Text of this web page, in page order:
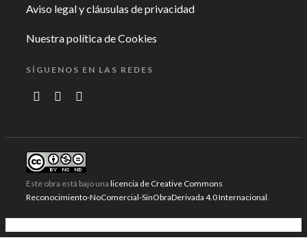
Aviso legal y cláusulas de privacidad
Nuestra política de Cookies
SÍGUENOS EN LAS REDES
Este obra está bajo una licencia de Creative Commons
Reconocimiento-NoComercial-SinObraDerivada 4.0 Internacional